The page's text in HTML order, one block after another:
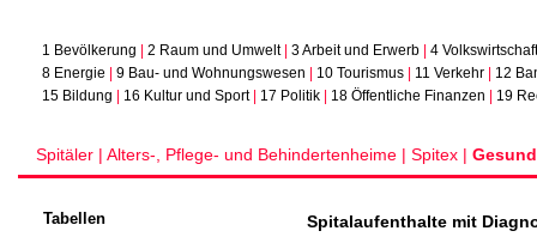
1 Bevölkerung 2 Raum und Umwelt| 3 Arbeit und Erwerb
4 Volkswirtschaft
8 Energie | 9 Bau- und Wohnungswesen | 10 Tourismus | 11 Verkehr | 12
15 Bildung | 16 Kultur und Sport| 17 Politik | 18 Öffentliche Finanzen | 19
Spitäler | Alters-, Pflege- und Behindertenheime | Spitex |
Tabellen Spitalaufenthalte mit